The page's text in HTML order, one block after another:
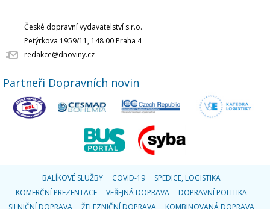
České dopravní vydavatelství s.r.o.
Petýrkova 1959/11, 148 00 Praha 4
redakce@dnoviny.cz
Partneři Dopravních novin
BALÍKOVÉ SLUŽBY COVID-19
SPEDICE, LOGISTIKA
KOMERČNÍ PREZENTACE
VEŘEJNÁ DOPRAVA
DOPRAVNÍ POLITIKA